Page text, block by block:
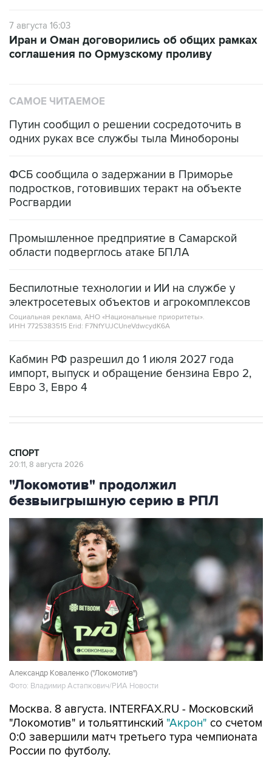
7 августа 16:03
Иран и Оман договорились об общих рамках
соглашения по Ормузскому проливу
САМОЕ ЧИТАЕМОЕ
Путин сообщил о решении сосредоточить в
одних руках все службы тыла Минобороны
ФСБ сообщила о задержании в Приморье
подростков, готовивших теракт на объекте
Росгвардии
Промышленное предприятие в Самарской
области подверглось атаке БПЛА
Беспилотные технологии и ИИ на службе у
электросетевых объектов и агрокомплексов
Социальная реклама, АНО «Национальные приоритеты».
ИНН 7725383515 Erid: F7NfYUJCUneVdwcydK6A
Кабмин РФ разрешил до 1 июля 2027 года
импорт, выпуск и обращение бензина Евро 2,
Евро 3, Евро 4
СПОРТ
20:11, 8 августа 2026
"Локомотив" продолжил
безвыигрышную серию в РПЛ
Александр Коваленко ("Локомотив")
Фото: Владимир Астапкович/РИА Новости
Москва. 8 августа. INTERFAX.RU - Московский
"Локомотив" и тольяттинский "Акрон" со счетом
0:0 завершили матч третьего тура чемпионата
России по футболу.